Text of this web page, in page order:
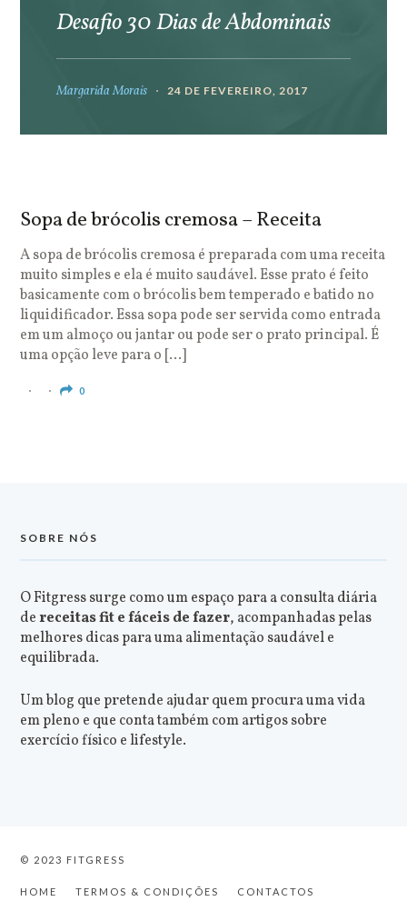
Desafio 30 Dias de Abdominais
Margarida Morais 24 DE FEVEREIRO, 2017
Sopa de brócolis cremosa – Receita
A sopa de brócolis cremosa é preparada com uma receita
muito simples e ela é muito saudável. Esse prato é feito
basicamente com o brócolis bem temperado e batido no
liquidificador. Essa sopa pode ser servida como entrada
em um almoço ou jantar ou pode ser o prato principal. É
uma opção leve para o […]
0
SOBRE NÓS
O Fitgress surge como um espaço para a consulta diária
dereceitas fit e fáceis de fazer, acompanhadas pelas
melhores dicas para uma alimentação saudável e
equilibrada.
Um blog que pretende ajudar quem procura uma vida
em pleno e que conta também com artigos sobre
exercício físico e lifestyle.
© 2023 FITGRESS
HOME TERMOS & CONDIÇÕES CONTACTOS